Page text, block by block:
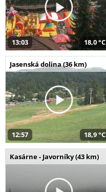
13:03 18,0 °C
Jasenská dolina (36 km)
12:57 18,9 °C
Kasárne - Javorníky (43 km)